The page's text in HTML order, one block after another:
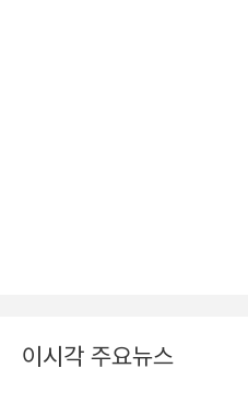
이시각 주요뉴스